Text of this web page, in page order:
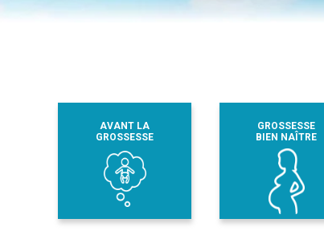
AVANT LA
GROSSESSE
GROSSESSE
BIEN NAÎTRE